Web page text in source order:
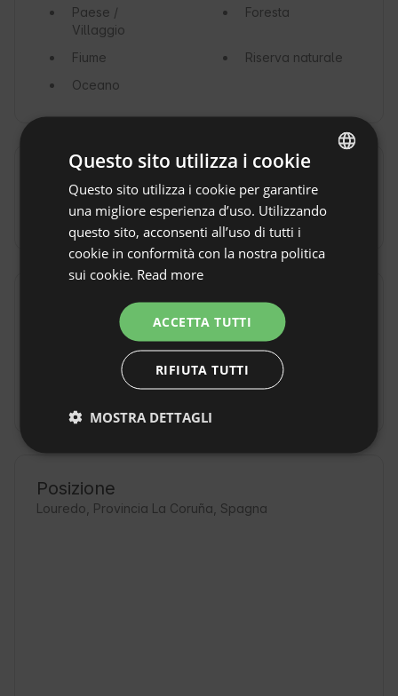
Paese /
Villaggio
Foresta
Fiume
Riserva naturale
Oceano
In auto
Regole della proprietà
Orario di check-in: dalle 15:30
Orario di check-out: fino alle 12:00
Posizione
Louredo, Provincia La Coruña, Spagna
ENGLISH
SPANISH
POLISH
Questo sito utilizza i cookie
Questo sito utilizza i cookie per garantire
una migliore esperienza d’uso. Utilizzando
questo sito, acconsenti all’uso di tutti i
cookie in conformità con la nostra politica
sui cookie. Read more
ACCETTA TUTTI
RIFIUTA TUTTI
MOSTRA DETTAGLI